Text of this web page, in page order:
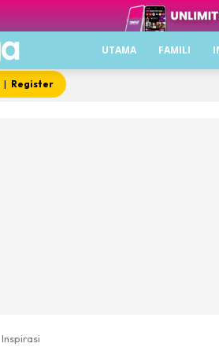
UTAMA FAMILI
| Register
Inspirasi